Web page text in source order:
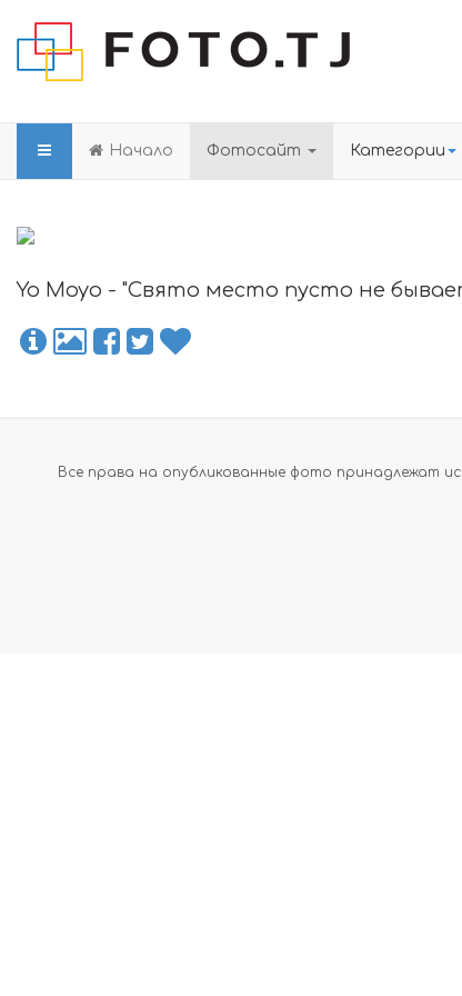
Начало Фотосайт Категории
Yo Moyo - "Свято место пусто не
Все права на опубликованные фото принадлежат